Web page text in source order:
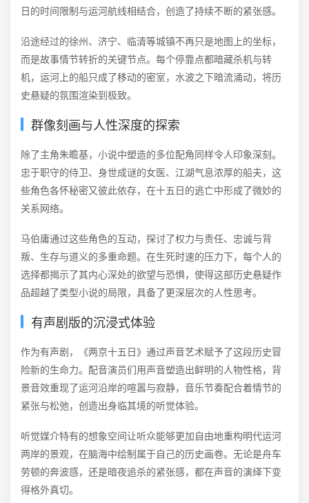
日的时间限制与运河航线相结合，创造了持续不断的紧张感。
沿途经过的徐州、济宁、临清等城镇不再只是地图上的坐标，
而是故事情节转折的关键节点。每个停靠点都暗藏杀机与转
机，运河上的船只成了移动的密室，水波之下暗流涌动，将历
史悬疑的氛围渲染到极致。
群像刻画与人性深度的探索
除了主角朱瞻基，小说中塑造的多位配角同样令人印象深刻。
忠于职守的侍卫、身世成谜的女医、江湖气息浓厚的船夫，这
些角色各怀秘密又彼此依存，在十五日的逃亡中形成了微妙的
关系网络。
马伯庸通过这些角色的互动，探讨了权力与责任、忠诚与背
叛、生存与道义的多重命题。在生死时速的压力下，每个人的
选择都揭示了其内心深处的欲望与恐惧，使得这部历史悬疑作
品超越了类型小说的局限，具备了更深层次的人性思考。
有声剧版的沉浸式体验
作为有声剧，《两京十五日》通过声音艺术赋予了这段历史冒
险新的生命力。配音演员们用声音塑造出鲜明的人物性格，背
景音效重现了运河沿岸的喧嚣与寂静，音乐节奏配合着情节的
紧张与松弛，创造出身临其境的听觉体验。
听觉媒介特有的想象空间让听众能够更加自由地重构明代运河
两岸的景观，在脑海中绘制属于自己的历史画卷。无论是舟车
劳顿的奔波感，还是暗夜追杀的紧张感，都在声音的演绎下变
得格外真切。